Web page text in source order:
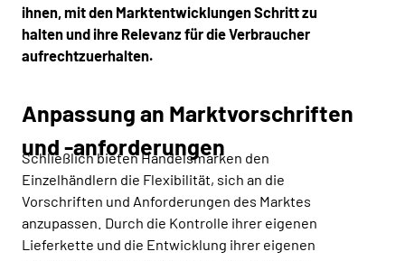
ihnen, mit den Marktentwicklungen Schritt zu
halten und ihre Relevanz für die Verbraucher
aufrechtzuerhalten.
Anpassung an Marktvorschriften
und -anforderungen
Schließlich bieten Handelsmarken den
Einzelhändlern die Flexibilität, sich an die
Vorschriften und Anforderungen des Marktes
anzupassen. Durch die Kontrolle ihrer eigenen
Lieferkette und die Entwicklung ihrer eigenen